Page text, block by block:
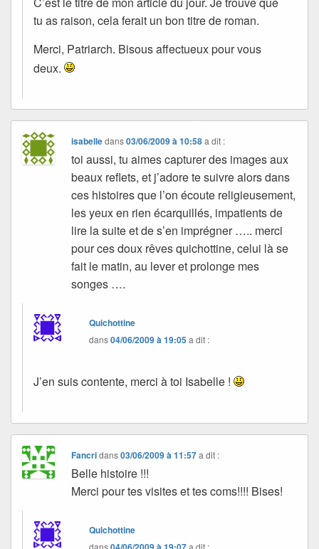
tu as raison, cela ferait un bon titre de roman.
Merci, Patriarch. Bisous affectueux pour vous
deux.
isabelledans03/06/2009 à 10:58 a dit :
toi aussi, tu aimes capturer des images aux
beaux reflets, et j’adore te suivre alors dans
ces histoires que l’on écoute religieusement,
les yeux en rien écarquillés, impatients de
lire la suite et de s’en imprégner ….. merci
pour ces doux rêves quichottine, celui là se
fait le matin, au lever et prolonge mes
songes ….
Quichottine
dans04/06/2009 à 19:05a dit :
J’en suis contente, merci à toi Isabelle !
Fancridans03/06/2009 à 11:57 a dit :
Belle histoire !!!
Merci pour tes visites et tes coms!!!! Bises!
Quichottine
dans a dit :